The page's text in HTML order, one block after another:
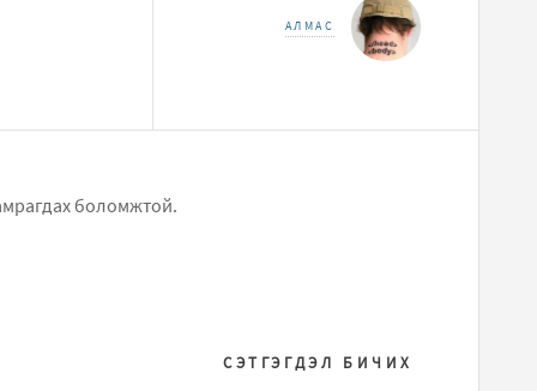
АЛМАС
боломжтой.
СЭТГЭГДЭЛ БИЧИХ